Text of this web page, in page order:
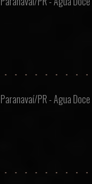
Paranavaí/PR - Agua Doce